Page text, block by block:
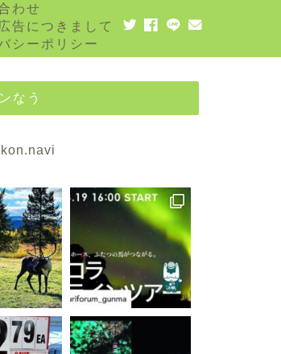
わせ
告につきまして
シーポリシー
ンなう